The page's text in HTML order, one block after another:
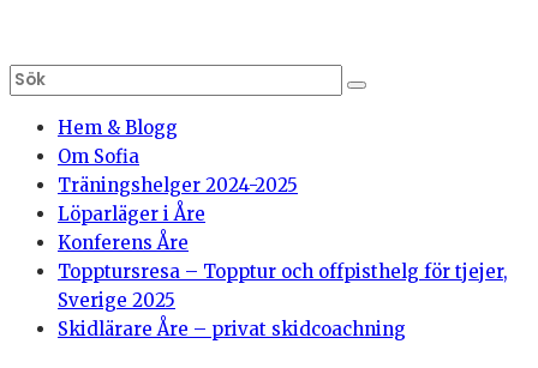
Hem & Blogg
Om Sofia
Träningshelger 2024-2025
Löparläger i Åre
Konferens Åre
Topptursresa – Topptur och offpisthelg för tjejer,
Sverige 2025
Skidlärare Åre – privat skidcoachning